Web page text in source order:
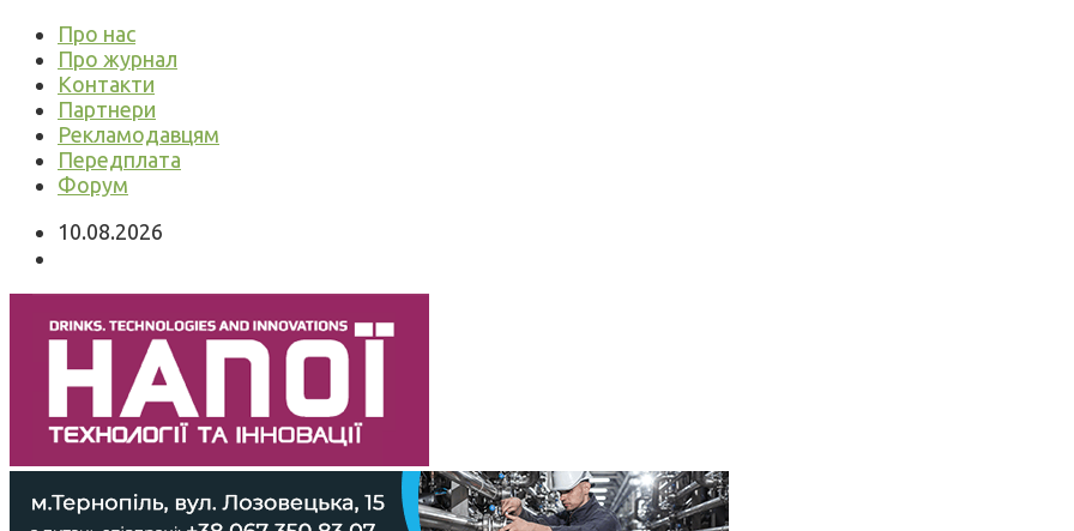
Про нас
Про журнал
Контакти
Партнери
Рекламодавцям
Передплата
Форум
10.08.2026